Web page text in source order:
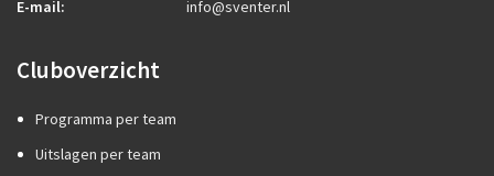
E-mail:
info@sventer.nl
Cluboverzicht
Programma per team
Uitslagen per team